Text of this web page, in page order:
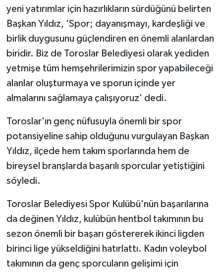
yeni yatırımlar için hazırlıkların sürdüğünü belirten
Başkan Yıldız, 'Spor; dayanışmayı, kardeşliği ve
birlik duygusunu güçlendiren en önemli alanlardan
biridir. Biz de Toroslar Belediyesi olarak yediden
yetmişe tüm hemşehrilerimizin spor yapabileceği
alanlar oluşturmaya ve sporun içinde yer
almalarını sağlamaya çalışıyoruz' dedi.
Toroslar'ın genç nüfusuyla önemli bir spor
potansiyeline sahip olduğunu vurgulayan Başkan
Yıldız, ilçede hem takım sporlarında hem de
bireysel branşlarda başarılı sporcular yetiştiğini
söyledi.
Toroslar Belediyesi Spor Kulübü'nün başarılarına
da değinen Yıldız, kulübün hentbol takımının bu
sezon önemli bir başarı göstererek ikinci ligden
birinci lige yükseldiğini hatırlattı. Kadın voleybol
takımının da genç sporcuların gelişimi için